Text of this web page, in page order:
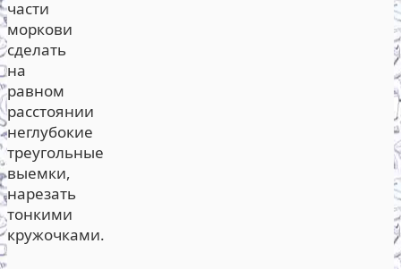
части
моркови
сделать
на
равном
расстоянии
неглубокие
треугольные
выемки,
нарезать
тонкими
кружочками.